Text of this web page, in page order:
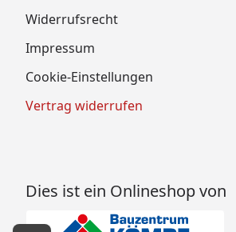
Widerrufsrecht
Impressum
Cookie-Einstellungen
Vertrag widerrufen
Dies ist ein Onlineshop von